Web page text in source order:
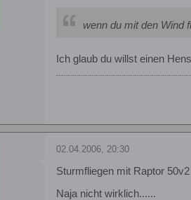
wenn du mit den Wind
Ich glaub du willst einen
02.04.2006, 20:30
Sturmfliegen mit Raptor 50v2
Naja nicht wirklich......